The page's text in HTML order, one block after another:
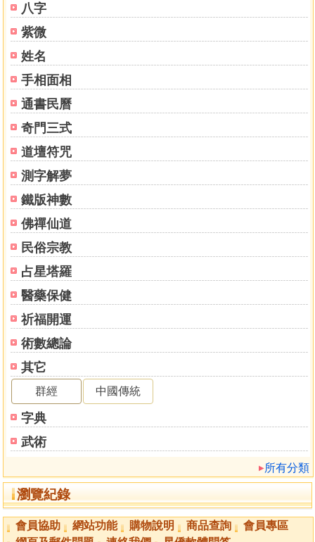
八字
紫微
姓名
手相面相
通書民曆
奇門三式
道壇符咒
測字解夢
鐵版神數
佛禪仙道
民俗宗教
占星塔羅
醫藥保健
祈福開運
術數總論
其它
群經 中國傳統
字典
武術
所有分類
瀏覽紀錄
會員協助 網站功能 購物說明 商品查詢
會員專區